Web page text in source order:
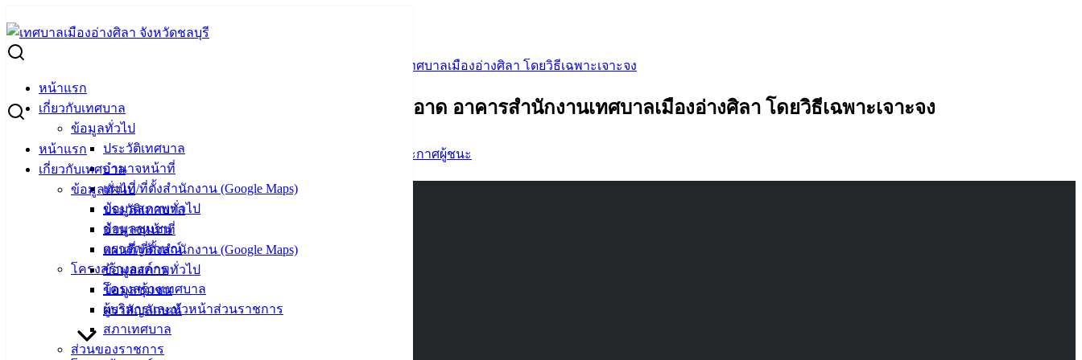
to
content
หน้าแรก
เกี่ยวกับเทศบาล
ข้อมูลทั่วไป
ประวัติเทศบาล
อำนาจหน้าที่
แผนที่/ที่ตั้งสำนักงาน (Google Maps)
ข้อมูลสภาพทั่วไป
ข้อมูลชุมชน
ตราสัญลักษณ์
โครงสร้างองค์กร
โครงสร้างเทศบาล
ผู้บริหารและหัวหน้าส่วนราชการ
สภาเทศบาล
ส่วนของราชการ
หน้าแรก
เกี่ยวกับเทศบาล
ข้อมูลทั่วไป
ประวัติเทศบาล
อำนาจหน้าที่
แผนที่/ที่ตั้งสำนักงาน (Google Maps)
ข้อมูลสภาพทั่วไป
ข้อมูลชุมชน
ตราสัญลักษณ์
Search
for:
ประกาศผู้ชนะการเสนอราคา จ้างเหมาทำความสะอาด อาคารสำนักงานเทศบาลเมืองอ่างศิลา โดยวิธีเฉพาะเจาะจง
ประกาศผู้ชนะการเสนอราคา จ้างเหมาทำความสะอาด อาคารสำนักงานเทศบาลเมืองอ่างศิลา โดยวิธีเฉพาะเจาะจง
ธันวาคม 16, 2022มกราคม 4, 2023 ประกาศผู้ชนะ
ประกาศผู้ชนะ จ้างเหมาทำความสะอาด อาคารฯ
เทศบาลเมืองอ่างศิลา
สำนักงานเทศบาลเมืองอ่างศิลา 90/338 ม.3
ต.เสม็ด อ.เมือง จ.ชลบุรี 20000
038-142-100-104
บริการประชาชน